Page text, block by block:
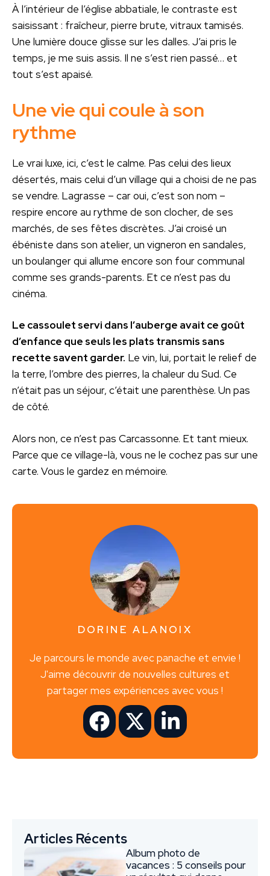
À l’intérieur de l’église abbatiale, le contraste est
saisissant : fraîcheur, pierre brute, vitraux tamisés.
Une lumière douce glisse sur les dalles. J’ai pris le
temps, je me suis assis. Il ne s’est rien passé… et
tout s’est apaisé.
Une vie qui coule à son
rythme
Le vrai luxe, ici, c’est le calme. Pas celui des lieux
désertés, mais celui d’un village qui a choisi de ne pas
se vendre. Lagrasse – car oui, c’est son nom –
respire encore au rythme de son clocher, de ses
marchés, de ses fêtes discrètes. J’ai croisé un
ébéniste dans son atelier, un vigneron en sandales,
un boulanger qui allume encore son four communal
comme ses grands-parents. Et ce n’est pas du
cinéma.
Le cassoulet servi dans l’auberge avait ce goût
d’enfance que seuls les plats transmis sans
recette savent garder. Le vin, lui, portait le relief de
la terre, l’ombre des pierres, la chaleur du Sud. Ce
n’était pas un séjour, c’était une parenthèse. Un pas
de côté.
Alors non, ce n’est pas Carcassonne. Et tant mieux.
Parce que ce village-là, vous ne le cochez pas sur une
carte. Vous le gardez en mémoire.
DORINE ALANOIX
Je parcours le monde avec panache et envie !
J'aime découvrir de nouvelles cultures et
partager mes expériences avec vous !
Articles Récents
Album photo de
vacances : 5 conseils pour